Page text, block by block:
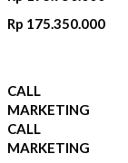
Rp 175.350.000
CALL
MARKETING
CALL
MARKETING